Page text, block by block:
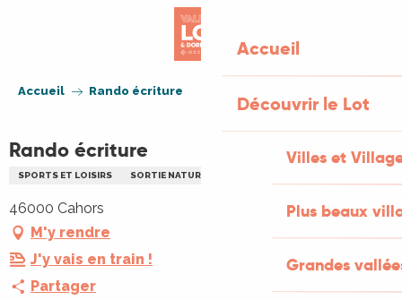
Accueil
Découvrir le Lot
Villes et
Plus beaux
Grandes
Accueil Rando écriture
Rando écriture
SPORTS ET LOISIRS SORTIE NATURE
46000 Cahors
M'y rendre
J'y vais en train !
Partager